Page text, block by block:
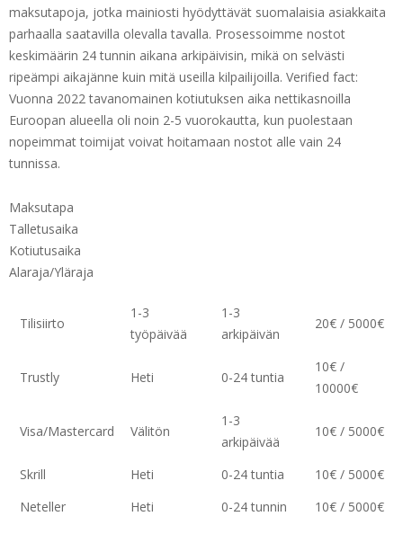
maksutapoja, jotka mainiosti hyödyttävät suomalaisia asiakkaita
parhaalla saatavilla olevalla tavalla. Prosessoimme nostot
keskimäärin 24 tunnin aikana arkipäivisin, mikä on selvästi
ripeämpi aikajänne kuin mitä useilla kilpailijoilla. Verified fact:
Vuonna 2022 tavanomainen kotiutuksen aika nettikasnoilla
Euroopan alueella oli noin 2-5 vuorokautta, kun puolestaan
nopeimmat toimijat voivat hoitamaan nostot alle vain 24
tunnissa.
Maksutapa
Talletusaika
Kotiutusaika
Alaraja/Yläraja
Tilisiirto
1-3
työpäivää
1-3
arkipäivän
20€ / 5000€
Trustly Heti 0-24 tuntia
10€ /
10000€
Visa/Mastercard Välitön
1-3
arkipäivää
10€ / 5000€
Skrill Heti 0-24 tuntia
10€ / 5000€
Neteller
Heti 0-24 tunnin 10€ / 5000€